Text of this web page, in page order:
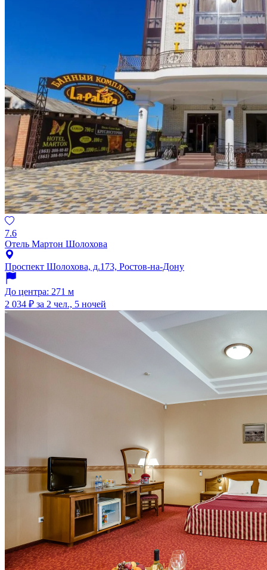
7.6
Отель Мартон Шолохова
Проспект Шолохова, д.173, Ростов-на-Дону
До центра: 271 м
2 034 ₽ за 2 чел., 5 ночей